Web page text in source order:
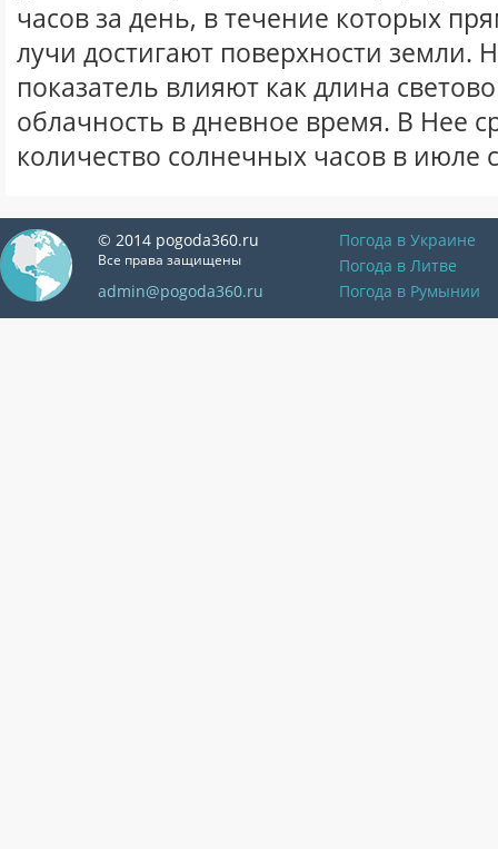
часов за день, в течение которых
лучи достигают поверхности земли.
показатель влияют как длина
облачность в дневное время. В Нее
количество солнечных часов в июле
© 2014 pogoda360.ru
Все права защищены
admin@pogoda360.ru
Погода в Украине
Погода в Литве
Погода в Румынии